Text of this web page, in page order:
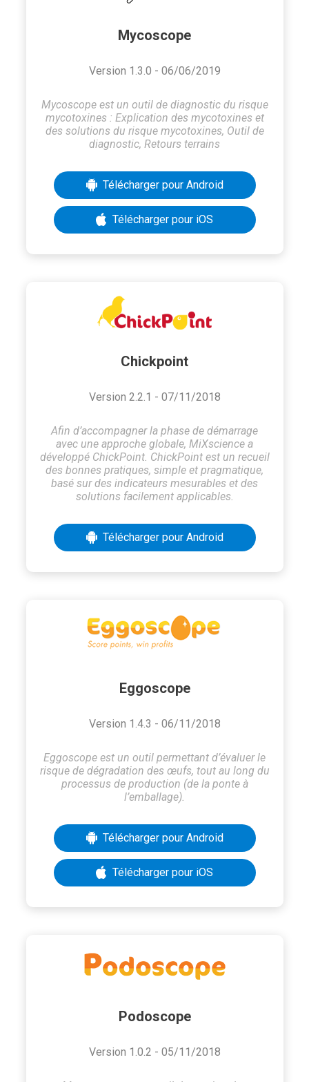
Mycoscope
Version 1.3.0 - 06/06/2019
Mycoscope est un outil de diagnostic du risque
mycotoxines : Explication des mycotoxines et
des solutions du risque mycotoxines, Outil de
diagnostic, Retours terrains
Télécharger pour Android
Télécharger pour iOS
Chickpoint
Version 2.2.1 - 07/11/2018
Afin d’accompagner la phase de démarrage
avec une approche globale, MiXscience a
développé ChickPoint. ChickPoint est un recueil
des bonnes pratiques, simple et pragmatique,
basé sur des indicateurs mesurables et des
solutions facilement applicables.
Télécharger pour Android
Eggoscope
Version 1.4.3 - 06/11/2018
Eggoscope est un outil permettant d’évaluer le
risque de dégradation des œufs, tout au long du
processus de production (de la ponte à
l’emballage).
Télécharger pour Android
Télécharger pour iOS
Podoscope
Version 1.0.2 - 05/11/2018